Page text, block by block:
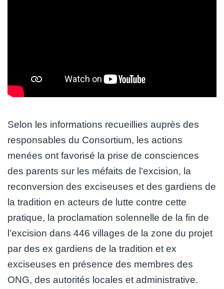
Selon les informations recueillies auprès des
responsables du Consortium, les actions
menées ont favorisé la prise de consciences
des parents sur les méfaits de l’excision, la
reconversion des exciseuses et des gardiens de
la tradition en acteurs de lutte contre cette
pratique, la proclamation solennelle de la fin de
l’excision dans 446 villages de la zone du projet
par des ex gardiens de la tradition et ex
exciseuses en présence des membres des
ONG, des autorités locales et administrative.